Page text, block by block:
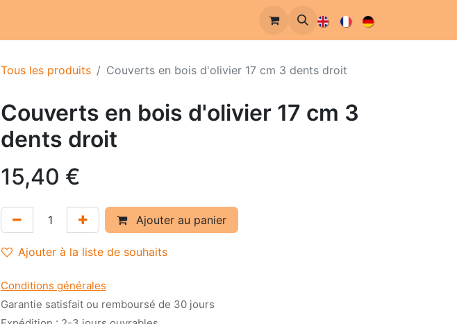
Tous les produits Couverts en bois d'olivier 17 cm 3 dents droit
Couverts en bois d'olivier 17 cm 3
dents droit
15,40 €
Ajouter au panier
Ajouter à la liste de souhaits
Conditions générales
Garantie satisfait ou remboursé de 30 jours